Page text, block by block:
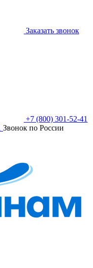
Заказать звонок
+7 (800) 301-52-41
Звонок по России